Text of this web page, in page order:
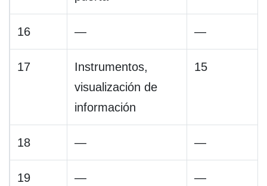
16 — —
17
Instrumentos,
visualización de
información
15
18 — —
19 — —